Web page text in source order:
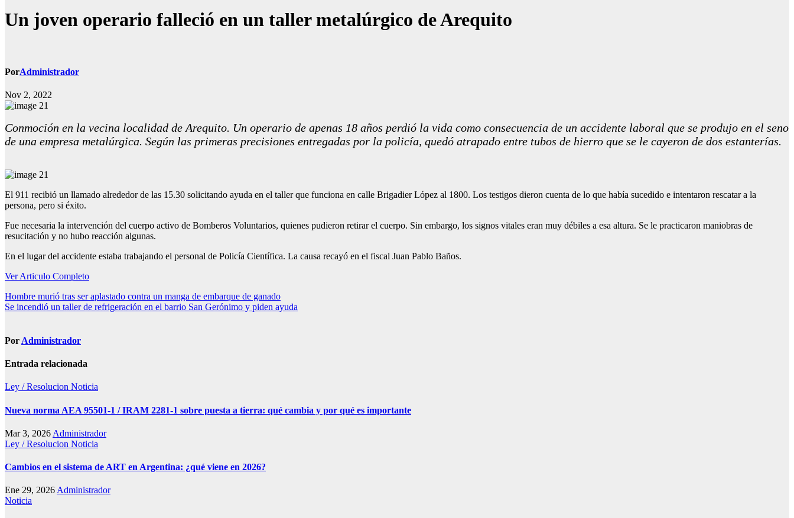
Un joven operario falleció en un taller metalúrgico de Arequito
PorAdministrador
Nov 2, 2022
Conmoción en la vecina localidad de Arequito. Un operario de apenas 18 años perdió la vida como consecuencia de un accidente laboral que se produjo en el seno
de una empresa metalúrgica. Según las primeras precisiones entregadas por la policía, quedó atrapado entre tubos de hierro que se le cayeron de dos estanterías.
El 911 recibió un llamado alrededor de las 15.30 solicitando ayuda en el taller que funciona en calle Brigadier López al 1800. Los testigos dieron cuenta de lo que había sucedido e intentaron rescatar a la
persona, pero si éxito.
Fue necesaria la intervención del cuerpo activo de Bomberos Voluntarios, quienes pudieron retirar el cuerpo. Sin embargo, los signos vitales eran muy débiles a esa altura. Se le practicaron maniobras de
resucitación y no hubo reacción algunas.
En el lugar del accidente estaba trabajando el personal de Policía Científica. La causa recayó en el fiscal Juan Pablo Baños.
Ver Articulo Completo
Navegación
de
Hombre murió tras ser aplastado contra un manga de embarque de ganado
Se incendió un taller de refrigeración en el barrio San Gerónimo y piden ayuda
Por Administrador
Entrada relacionada
Ley / Resolucion Noticia
Nueva norma AEA 95501-1 / IRAM 2281-1 sobre puesta a tierra: qué cambia y por qué es importante
Mar 3, 2026 Administrador
Ley / Resolucion Noticia
Cambios en el sistema de ART en Argentina: ¿qué viene en 2026?
Ene 29, 2026Administrador
Noticia